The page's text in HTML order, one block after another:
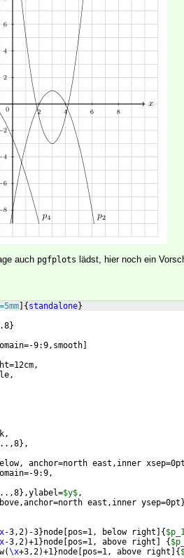
auch pgfplots lädst, hier noch ein
{ standalone}
}
9:9,smooth
} ,
anchor=north east,inner xsep=0pt
9:9,
} ,ylabel=$y$,
east,inner ysep=0pt }
-3,2) -3}node pos=1, below right {
-3,2)+1}node pos=1, above right {
(\x+3,2)+1}node pos=1, above right {